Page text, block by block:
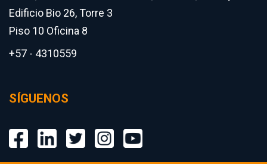
Edificio Bio 26, Torre 3
Piso 10 Oficina 8
+57 - 4310559
SÍGUENOS